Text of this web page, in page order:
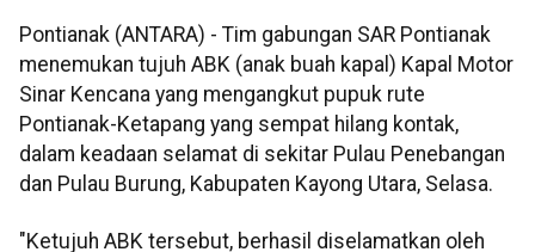
Pontianak (ANTARA) - Tim gabungan SAR Pontianak
menemukan tujuh ABK (anak buah kapal) Kapal Motor
Sinar Kencana yang mengangkut pupuk rute
Pontianak-Ketapang yang sempat hilang kontak,
dalam keadaan selamat di sekitar Pulau Penebangan
dan Pulau Burung, Kabupaten Kayong Utara, Selasa.
"Ketujuh ABK tersebut, berhasil diselamatkan oleh